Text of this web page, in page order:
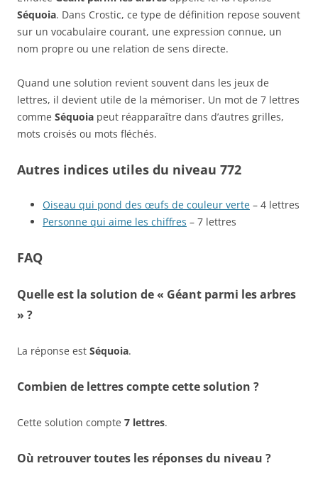
Séquoia. Dans Crostic, ce type de définition repose souvent
sur un vocabulaire courant, une expression connue, un
nom propre ou une relation de sens directe.
Quand une solution revient souvent dans les jeux de
lettres, il devient utile de la mémoriser. Un mot de 7 lettres
comme Séquoia peut réapparaître dans d’autres grilles,
mots croisés ou mots fléchés.
Autres indices utiles du niveau 772
Oiseau qui pond des œufs de couleur verte – 4 lettres
Personne qui aime les chiffres – 7 lettres
FAQ
Quelle est la solution de « Géant parmi les arbres
» ?
La réponse est Séquoia.
Combien de lettres compte cette solution ?
Cette solution compte 7 lettres.
Où retrouver toutes les réponses du niveau ?